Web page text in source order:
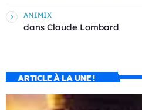
ANIMIX
dans Claude Lombard
ARTICLE À LA UNE !